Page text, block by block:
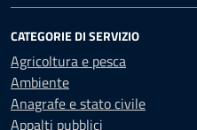
CATEGORIE DI SERVIZIO
Agricoltura e pesca
Ambiente
Anagrafe e stato civile
Appalti pubblici